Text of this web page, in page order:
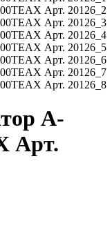
A-
Арт.